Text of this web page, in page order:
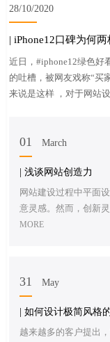
28/10/2020
| iPhone12口碑为何两
近日，#iphone12绿色好
的吐槽，被网友戏称“买
来说是这样 ，对于网站
01 March
| 浅谈网站创造力
网站建设过程中平面
意灵感。然而，创新
能擦出火花。网站建
MORE
31 May
| 如何设计极简风格
越来越多的客户提出